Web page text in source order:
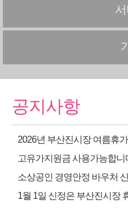
공지사항
2026년 부산진시장 여름휴
고유가지원금 사용가능합니
소상공인 경영안정 바우처
1월 1일 신정은 부산진시장